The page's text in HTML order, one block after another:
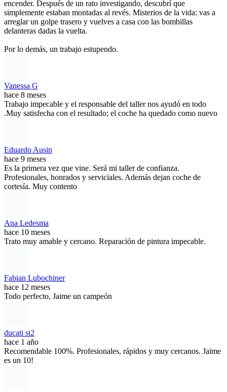
encender. Después de un rato investigando, descubrí que
simplemente estaban montadas al revés. Misterios de la vida: vas a
arreglar un golpe trasero y vuelves a casa con las bombillas
delanteras dadas la vuelta.
Por lo demás, un trabajo estupendo.
Vanessa G
hace 8 meses
Trabajo impecable y el responsable del taller nos ayudó en todo
.Muy satisfecha con el resultado; el coche ha quedado como nuevo
Eduardo Ausin
hace 9 meses
Es la primera vez que vine. Será mi taller de confianza.
Profesionales, honrados y serviciales. Además dejan coche de
cortesía. Muy contento
Ana Ledesma
hace 10 meses
Trato muy amable y cercano. Reparación de pintura impecable.
Fabian Lubochiner
hace 12 meses
Todo perfecto, Jaime un campeón
ducati st2
hace 1 año
Recomendable 100%. Profesionales, rápidos y muy cercanos. Jaime
es un 10!